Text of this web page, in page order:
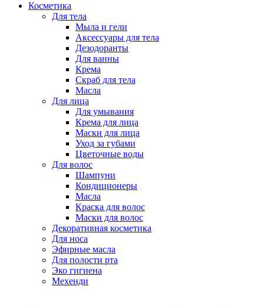
Косметика
Для тела
Мыла и гели
Аксессуары для тела
Дезодоранты
Для ванны
Крема
Скраб для тела
Масла
Для лица
Для умывания
Крема для лица
Маски для лица
Уход за губами
Цветочные воды
Для волос
Шампуни
Кондиционеры
Масла
Краска для волос
Маски для волос
Декоративная косметика
Для носа
Эфирные масла
Для полости рта
Эко гигиена
Мехенди